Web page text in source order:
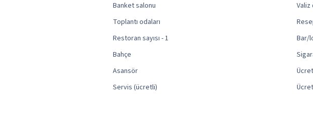
Banket salonu
Valiz
Toplantı odaları
Restoran sayısı - 1
Bar/
Bahçe
Asansör
Servis (ücretli)